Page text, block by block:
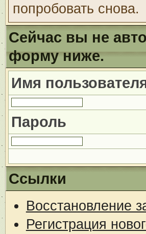
попробовать снова.
Сейчас вы не
форму ниже.
Имя
Пароль
Ссылки
Восстановление
Регистрация